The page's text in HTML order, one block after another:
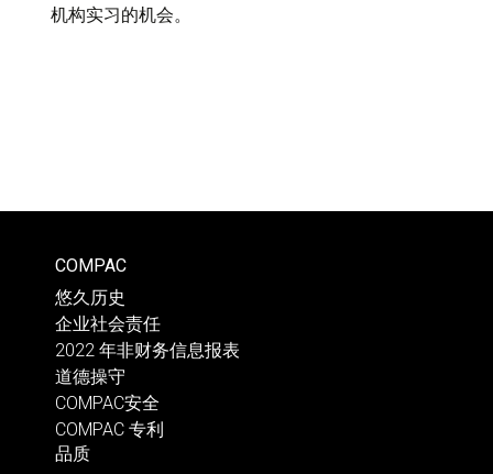
机构实习的机会。
COMPAC
悠久历史
企业社会责任
2022 年非财务信息报表
道德操守
COMPAC安全
COMPAC 专利
品质